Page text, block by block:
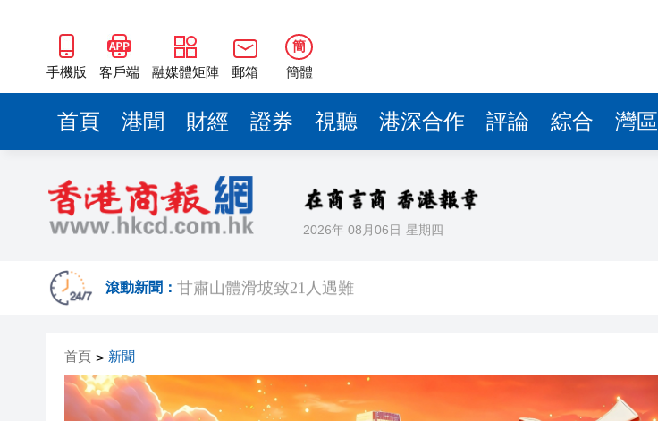
手機版 客戶端 融媒體矩陣 郵箱
簡
簡體
首頁 港聞 財經 證券 視聽 港深合作 評論 綜合 灣區
2026年 08月06日 星期四
滾動新聞：
颱風「美莎克」襲桂引發洪澇 廣西民生物資儲備充足 物價維持平穩
英國央行報告警示人工智能給金融穩定帶來隱患
巴基斯坦一架貨機失聯，機上載有5人
對沖基金沽空日圓倉位創19年新高
長平丨長沙為什麼要為騎手辦專場晚會？
甘肅山體滑坡致21人遇難
巴基斯坦一架貨機失聯，機上載有5人
首頁 > 新聞